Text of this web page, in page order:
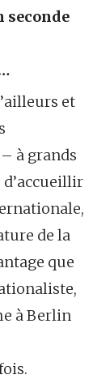
seconde
et
à grands
de la
que
à Berlin